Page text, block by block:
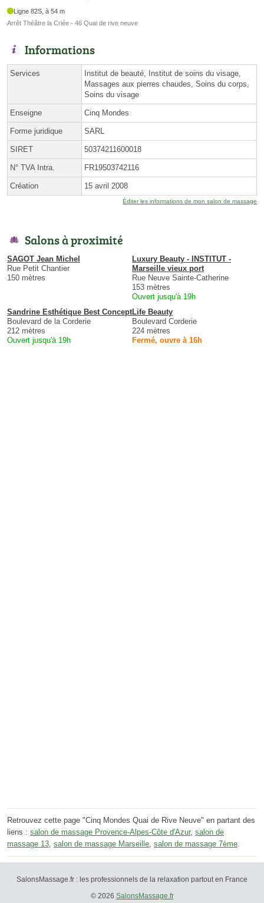
Ligne 82S, à 54 m
Arrêt Théâtre la Criée - 46 Quai de rive neuve
Informations
Services
Institut de beauté, Institut de soins du visage,
Massages aux pierres chaudes, Soins du corps,
Soins du visage
Enseigne Cinq Mondes
Forme juridique SARL
SIRET 50374211600018
N° TVA Intra. FR19503742116
Création 15 avril 2008
Éditer les informations de mon salon de massage
Salons à proximité
SAGOT Jean Michel
Rue Petit Chantier
150 mètres
Luxury Beauty - INSTITUT -
Marseille vieux port
Rue Neuve Sainte-Catherine
153 mètres
Ouvert jusqu'à 19h
Sandrine Esthétique Best Concept
Boulevard de la Corderie
212 mètres
Ouvert jusqu'à 19h
Life Beauty
Boulevard Corderie
224 mètres
Fermé, ouvre à 16h
Retrouvez cette page "Cinq Mondes Quai de Rive Neuve" en partant des
liens : salon de massage Provence-Alpes-Côte d'Azur, salon de
massage 13 salon de massage Marseille salon de massage 7ème
SalonsMassage.fr : les professionnels de la relaxation partout en France
© 2026 SalonsMassage.fr